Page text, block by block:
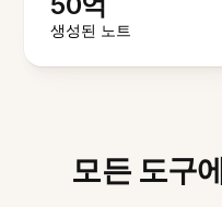
생성된 노트
모든 도구